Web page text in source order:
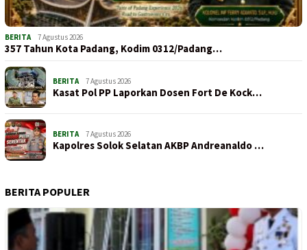
BERITA 7 Agustus 2026
357 Tahun Kota Padang, Kodim 0312/Padang…
BERITA 7 Agustus 2026
Kasat Pol PP Laporkan Dosen Fort De Kock…
BERITA 7 Agustus 2026
Kapolres Solok Selatan AKBP Andreanaldo …
BERITA POPULER